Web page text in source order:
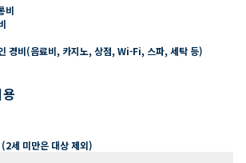
비
경비(음료비, 카지노, 상점, Wi-Fi, 스파, 세탁 등)
세 미만은 대상 제외)